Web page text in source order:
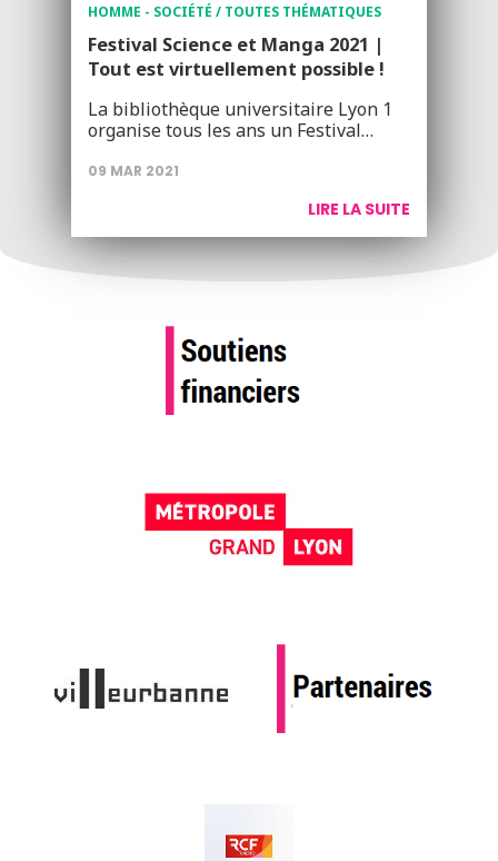
HOMME - SOCIÉTÉ / TOUTES THÉMATIQUES
Festival Science et Manga 2021 |
Tout est virtuellement possible !
La bibliothèque universitaire Lyon 1
organise tous les ans un Festival…
09 MAR 2021
LIRE LA SUITE